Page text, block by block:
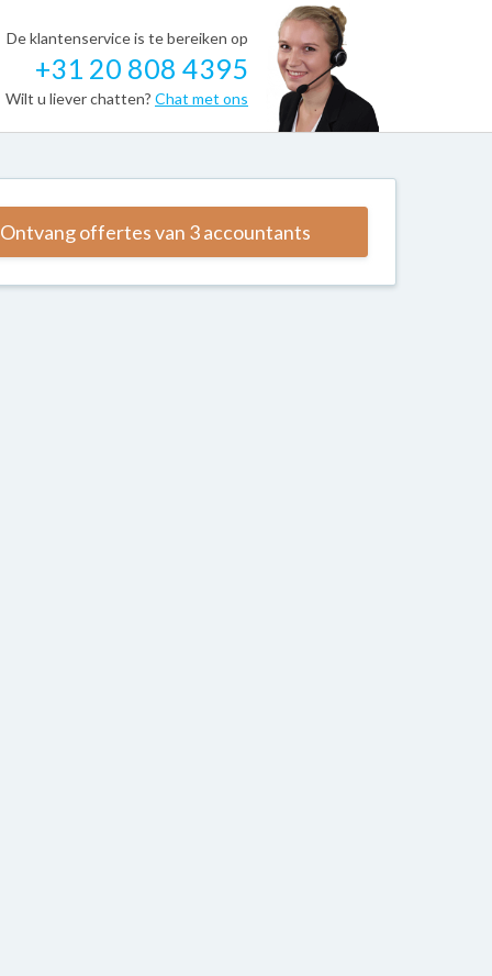
De klantenservice is te bereiken op
+31 20 808 4395
Wilt u liever chatten? Chat met ons
Ontvang offertes van 3 accountants